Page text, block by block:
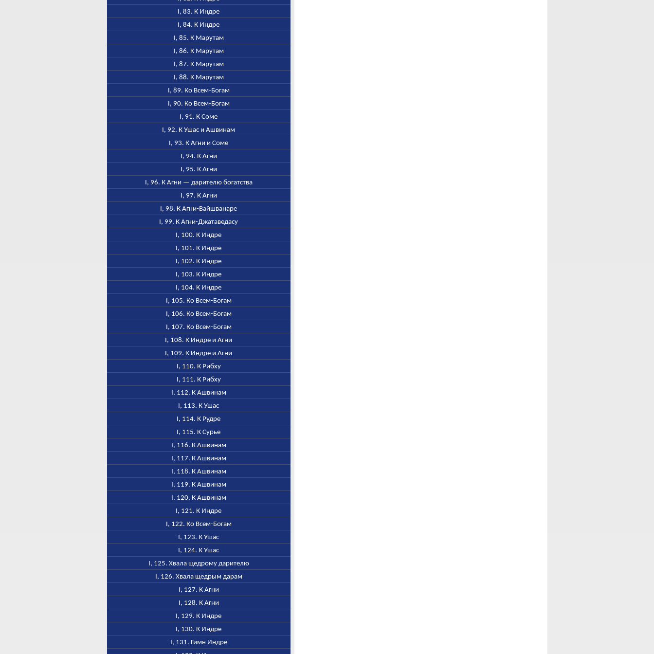
I, 83. К Индре
I, 84. К Индре
I, 85. К Марутам
I, 86. К Марутам
I, 87. К Марутам
I, 88. К Марутам
I, 89. Ко Всем-Богам
I, 90. Ко Всем-Богам
I, 91. К Соме
I, 92. К Ушас и Ашвинам
I, 93. К Агни и Соме
I, 94. К Агни
I, 95. К Агни
I, 96. К Агни — дарителю богатства
I, 97. К Агни
I, 98. К Агни-Вайшванаре
I, 99. К Агни-Джатаведасу
I, 100. К Индре
I, 101. К Индре
I, 102. К Индре
I, 103. К Индре
I, 104. К Индре
I, 105. Ко Всем-Богам
I, 106. Ко Всем-Богам
I, 107. Ко Всем-Богам
I, 108. К Индре и Агни
I, 109. К Индре и Агни
I, 110. К Рибху
I, 111. К Рибху
I, 112. К Ашвинам
I, 113. К Ушас
I, 114. К Рудре
I, 115. К Сурье
I, 116. К Ашвинам
I, 117. К Ашвинам
I, 118. К Ашвинам
I, 119. К Ашвинам
I, 120. К Ашвинам
I, 121. К Индре
I, 122. Ко Всем-Богам
I, 123. К Ушас
I, 124. К Ушас
I, 125. Хвала щедрому дарителю
I, 126. Хвала щедрым дарам
I, 127. К Агни
I, 128. К Агни
I, 129. К Индре
I, 130. К Индре
I, 131. Гимн Индре